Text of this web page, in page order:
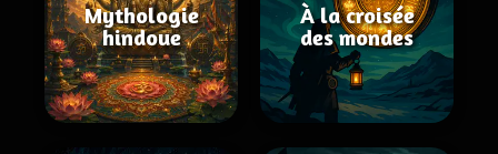
Mythologie
hindoue
À la croisée
des mondes